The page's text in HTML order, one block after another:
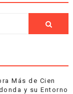
Más de Cien
y su Entorno